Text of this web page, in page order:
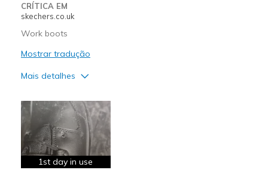
CRÍTICA EM
skechers.co.uk
Work boots
Mostrar tradução
Mais detalhes
Attractive Design
Contras
Poor Quality
1st day in use